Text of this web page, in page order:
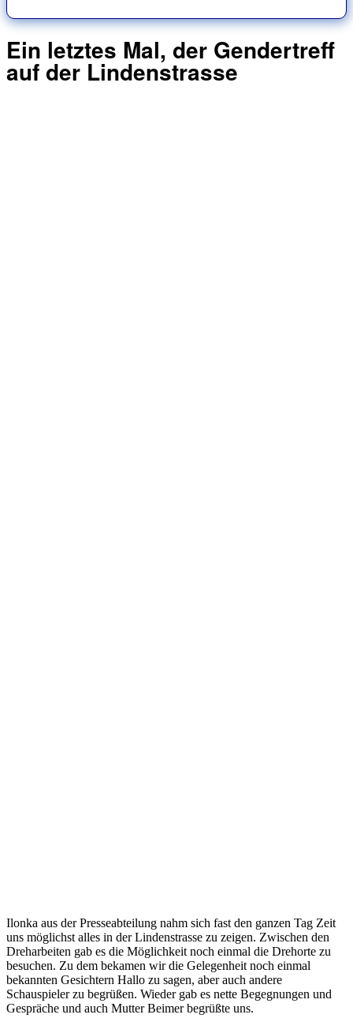
Ein letztes Mal, der Gendertreff
auf der Lindenstrasse
Ilonka aus der Presseabteilung nahm sich fast den ganzen Tag Zeit
uns möglichst alles in der Lindenstrasse zu zeigen. Zwischen den
Dreharbeiten gab es die Möglichkeit noch einmal die Drehorte zu
besuchen. Zu dem bekamen wir die Gelegenheit noch einmal
bekannten Gesichtern Hallo zu sagen, aber auch andere
Schauspieler zu begrüßen. Wieder gab es nette Begegnungen und
Gespräche und auch Mutter Beimer begrüßte uns.